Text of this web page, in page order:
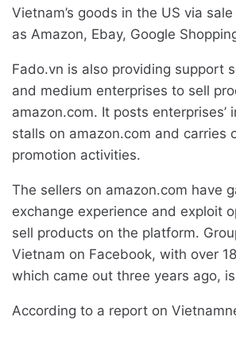
Vietnam’s goods in the US via
as Amazon, Ebay, Google
Fado.vn is also providing support
and medium enterprises to sell
amazon.com. It posts enterprises’
stalls on amazon.com and carries
promotion activities.
The sellers on amazon.com have
exchange experience and exploit
sell products on the platform.
Vietnam on Facebook, with over
which came out three years ago,
According to a report on